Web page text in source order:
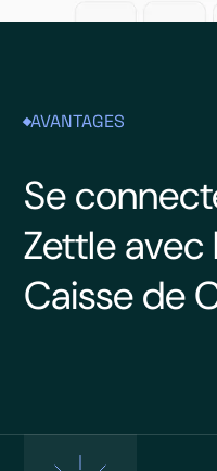
AVANTAGES
Se
Zettle avec
Caisse de